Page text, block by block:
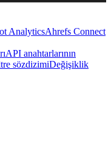
AnalyticsAhrefs Connect
API anahtarlarının
sözdizimiDeğişiklik